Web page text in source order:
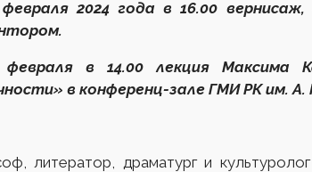
2024 года в 16.00
февраля в 14.00 лекция Максима
в конференц-зале ГМИ РК им.
литератор, драматург и